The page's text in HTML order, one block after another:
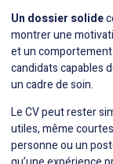
Un dossier solide
montrer une
et un
candidats capables
un cadre de soin.
Le CV peut rester
utiles, même
personne ou un